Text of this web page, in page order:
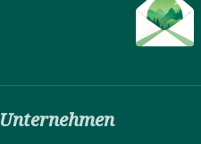
Unternehmen